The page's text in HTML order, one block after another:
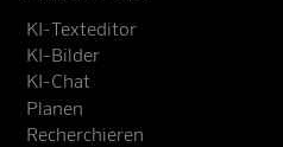
KI-Texteditor
KI-Bilder
KI-Chat
Planen
Recherchieren